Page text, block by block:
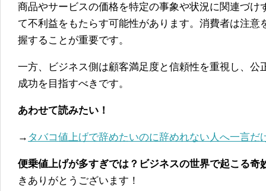
商品やサービスの価格を特定の事象や状況に関連づけ
て不利益をもたらす可能性があります。消費者は注意
握することが重要です。
一方、ビジネス側は顧客満足度と信頼性を重視し、公
成功を目指すべきです。
あわせて読みたい！
→ タバコ値上げで辞めたいのに辞めれない人へ一言だ
便乗値上げが多すぎでは？ビジネスの世界で起こる奇
きありがとうございます！